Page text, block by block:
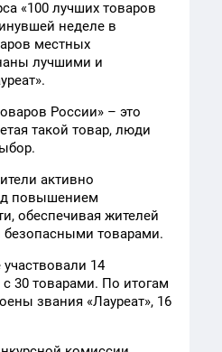
«100 лучших товаров
неделе в
местных
лучшими и
России» – это
такой товар, люди
активно
повышением
обеспечивая жителей
безопасными товарами.
участвовали 14
30 товарами. По итогам
звания «Лауреат», 16